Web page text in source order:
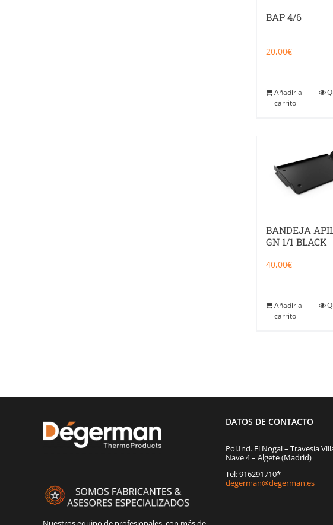
BAP 4/6
20,00€
Añadir al
carrito
BANDEJA
GN 1/1 BLACK
40,00€
Añadir al
carrito
DATOS DE CONTACTO
Pol.Ind. El Nogal – Travesía
Nave 4 – Algete (Madrid)
Tel: 916291710*
degerman@degerman.es